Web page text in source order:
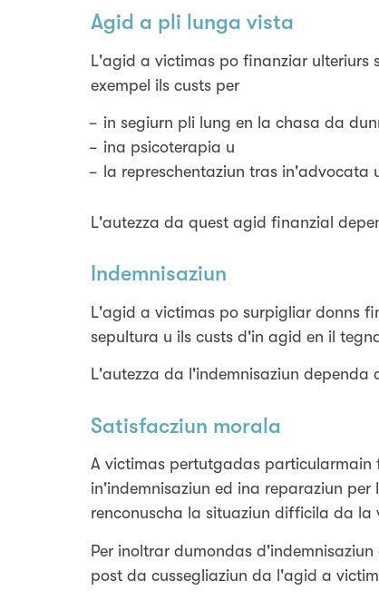
Agid a pli lunga vista
L'agid a victimas po finanziar ulteriurs
exempel ils custs per
in segiurn pli lung en la chasa da
ina psicoterapia u
la represchentaziun tras
L'autezza da quest agid finanzial
Indemnisaziun
L'agid a victimas po surpigliar donns
sepultura u ils custs d'in agid en il
L'autezza da l'indemnisaziun
Satisfacziun morala
A victimas pertutgadas particularmain
in'indemnisaziun ed ina reparaziun
renconuscha la situaziun difficila da la
Per inoltrar dumondas
post da cussegliaziun da l'agid a